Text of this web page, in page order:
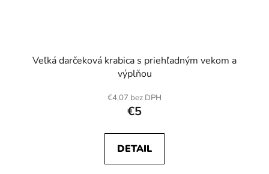
Veľká darčeková krabica s priehľadným vekom a
výplňou
€4,07 bez DPH
€5
DETAIL